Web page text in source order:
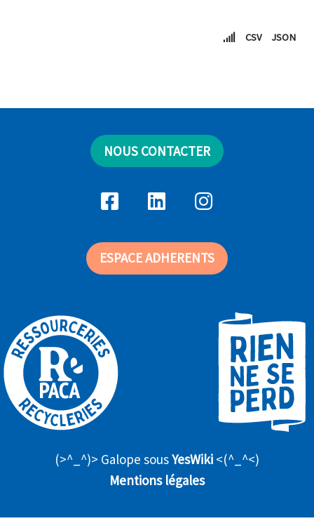
CSV JSON
NOUS CONTACTER
ESPACE ADHERENTS
(>^_^)> Galope sousYesWiki <(^_^<)
Mentions légales